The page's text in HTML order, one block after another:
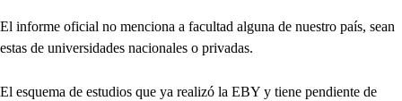
El informe oficial no menciona a facultad alguna de nuestro país, sean
estas de universidades nacionales o privadas.
El esquema de estudios que ya realizó la EBY y tiene pendiente de